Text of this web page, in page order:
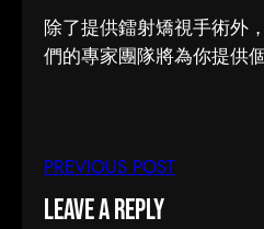
除了提供鐳射矯視手術外
們的專家團隊將為你提供
PREVIOUS POST
Leave a Reply